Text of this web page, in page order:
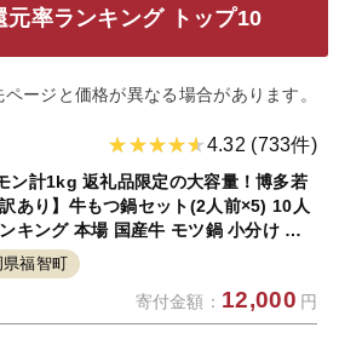
率ランキング トップ10
ージと価格が異なる場合があります。
4.32 (733件)
ン計1kg 返礼品限定の大容量！博多若
あり】牛もつ鍋セット(2人前×5) 10人
キング 本場 国産牛 モツ鍋 小分け 冷
無料 福岡県 P61-01
県福智町
寄付金額： 12,000 円